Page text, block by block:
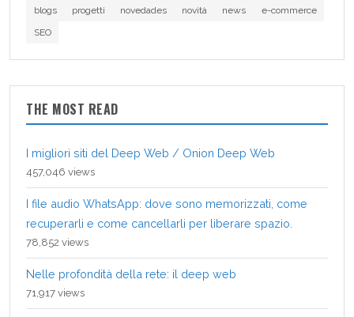
blogs
progetti novedades novità news
e-commerce
SEO
THE MOST READ
I migliori siti del Deep Web / Onion Deep Web
457,046 views
I file audio WhatsApp: dove sono memorizzati, come
recuperarli e come cancellarli per liberare spazio.
78,852 views
Nelle profondità della rete: il deep web
71,917 views